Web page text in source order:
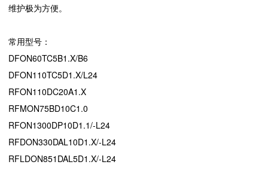
维护极为方便。
常用型号：
DFON60TC5B1.X/B6
DFON110TC5D1.X/L24
RFON110DC20A1.X
RFMON75BD10C1.0
RFON1300DP10D1.1/-L24
RFDON330DAL10D1.X/-L24
RFLDON851DAL5D1.X/-L24